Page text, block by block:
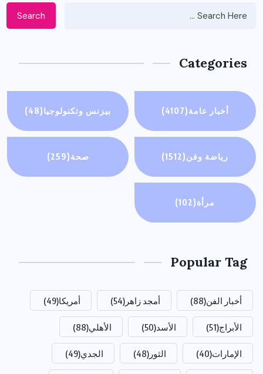
Search
Categories
أخبار عامة(4107) بيزنس وتكنولوجيا(48)
رياضة وفن(1512) صحة(259)
مرأة(102)
Popular Tag
أخبار الفن(88) أمجد زاهر (54) أمريكا(49)
الأبراج(51) الأسد(50) الأهلي(88)
الإمارات(40) الثور (48) الجدي(49)